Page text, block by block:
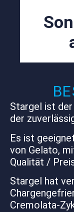
Stargel ist
der
Es ist
von Gelato,
Qualität /
Stargel hat
Cremolata-